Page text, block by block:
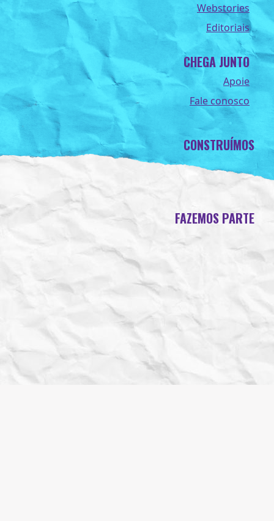
Webstories
Editoriais
CHEGA JUNTO
Apoie
Fale conosco
CONSTRUÍMOS
FAZEMOS PARTE